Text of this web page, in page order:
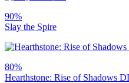
90%
Slay the Spire
80%
Hearthstone: Rise of Shadows